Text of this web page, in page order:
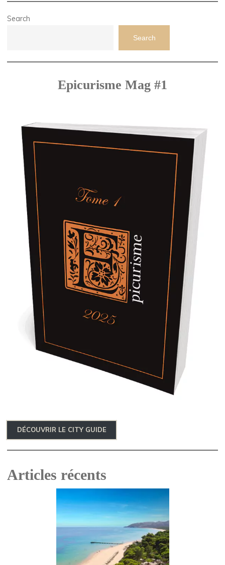
Search
Search
Epicurisme Mag #1
DÉCOUVRIR LE CITY GUIDE
Articles récents